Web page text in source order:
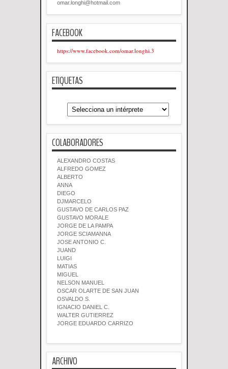
omar.longhi@hotmail.com
FACEBOOK
https://www.facebook.com/omar.longhi.3
ETIQUETAS
COLABORADORES
ALEXANDRO COSTAS
ALFREDO GOMEZ
ALBERTO
ANNA
DIEGO
DJMARCELO
GUSTAVO DE CARLOS PAZ
GUSTAVO MORALE
JORGE DE LA PAMPA
JORGE SCIAMANNA
JOSE ANTONIO C.
JUAND
LUIGI
MATIAS
MIGUEL
NELSON MANUEL
OSCAR OLARTE DE SAN JUAN
OSVALDO S.
IGNACIO DANIEL C.
WALTER GUTIERREZ
JORGE EDUARDO CARRIZO
ARCHIVO